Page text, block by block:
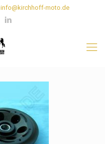
info@kirchhoff-moto.de